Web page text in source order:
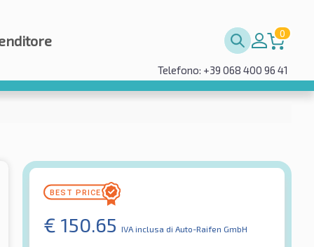
0
Telefono: +39 068 400 96 41
€ 150.65 IVA inclusa di Auto-Raifen GmbH